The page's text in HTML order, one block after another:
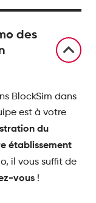
des
BlockSim dans
est à votre
du
établissement
il vous suffit de
vous !